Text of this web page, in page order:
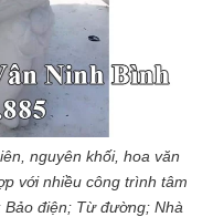
nguyên khối, hoa văn
với nhiều công trình tâm
điện; Từ đường; Nhà